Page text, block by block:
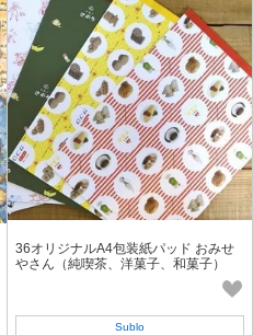
36オリジナルA4包装紙パッド おみせ
やさん（純喫茶、洋菓子、和菓子）
Sublo